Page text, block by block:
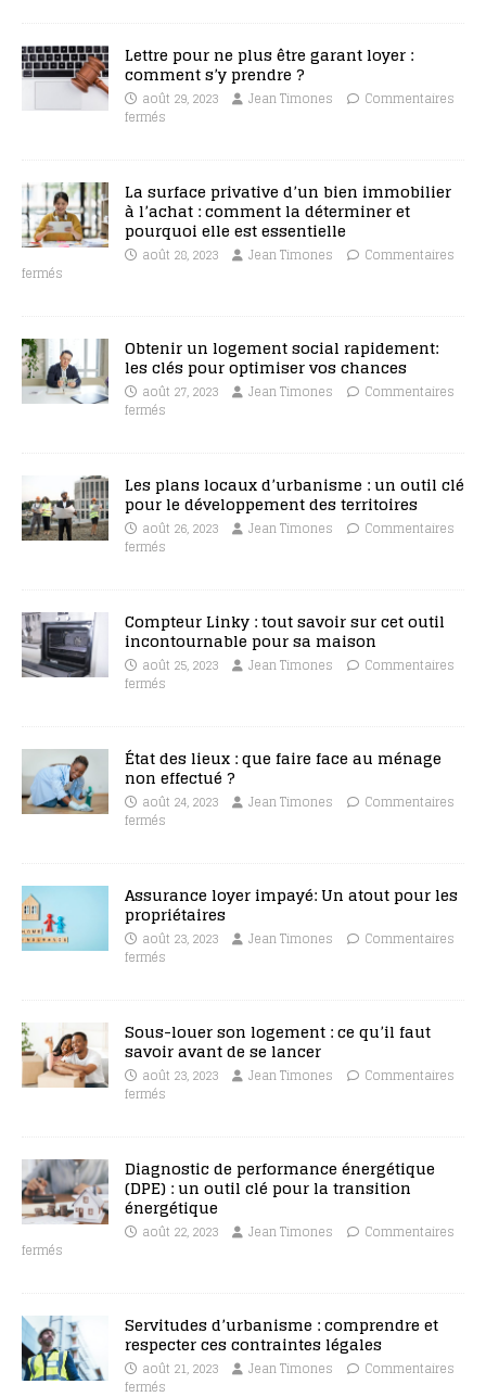
Lettre pour ne plus être garant loyer :
comment s’y prendre ?
août 29, 2023 Jean Timones
Commentaires
fermés
La surface privative d’un bien immobilier
à l’achat : comment la déterminer et
pourquoi elle est essentielle
août 28, 2023 Jean Timones
Commentaires
fermés
Obtenir un logement social rapidement:
les clés pour optimiser vos chances
août 27, 2023 Jean Timones
Commentaires
fermés
Les plans locaux d’urbanisme : un outil clé
pour le développement des territoires
août 26, 2023 Jean Timones
Commentaires
fermés
Compteur Linky : tout savoir sur cet outil
incontournable pour sa maison
août 25, 2023 Jean Timones
Commentaires
fermés
État des lieux : que faire face au ménage
non effectué ?
août 24, 2023 Jean Timones
Commentaires
fermés
Assurance loyer impayé: Un atout pour les
propriétaires
août 23, 2023 Jean Timones
Commentaires
fermés
Sous-louer son logement : ce qu’il faut
savoir avant de se lancer
août 23, 2023 Jean Timones
Commentaires
fermés
Diagnostic de performance énergétique
(DPE) : un outil clé pour la transition
énergétique
août 22, 2023 Jean Timones
Commentaires
fermés
Servitudes d’urbanisme : comprendre et
respecter ces contraintes légales
août 21, 2023 Jean Timones
Commentaires
fermés